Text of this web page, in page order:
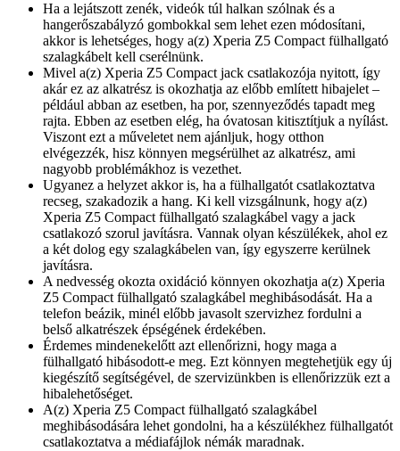
Ha a lejátszott zenék, videók túl halkan szólnak és a
hangerőszabályzó gombokkal sem lehet ezen módosítani,
akkor is lehetséges, hogy a(z) Xperia Z5 Compact fülhallgató
szalagkábelt kell cserélnünk.
Mivel a(z) Xperia Z5 Compact jack csatlakozója nyitott, így
akár ez az alkatrész is okozhatja az előbb említett hibajelet –
például abban az esetben, ha por, szennyeződés tapadt meg
rajta. Ebben az esetben elég, ha óvatosan kitisztítjuk a nyílást.
Viszont ezt a műveletet nem ajánljuk, hogy otthon
elvégezzék, hisz könnyen megsérülhet az alkatrész, ami
nagyobb problémákhoz is vezethet.
Ugyanez a helyzet akkor is, ha a fülhallgatót csatlakoztatva
recseg, szakadozik a hang. Ki kell vizsgálnunk, hogy a(z)
Xperia Z5 Compact fülhallgató szalagkábel vagy a jack
csatlakozó szorul javításra. Vannak olyan készülékek, ahol ez
a két dolog egy szalagkábelen van, így egyszerre kerülnek
javításra.
A nedvesség okozta oxidáció könnyen okozhatja a(z) Xperia
Z5 Compact fülhallgató szalagkábel meghibásodását. Ha a
telefon beázik, minél előbb javasolt szervizhez fordulni a
belső alkatrészek épségének érdekében.
Érdemes mindenekelőtt azt ellenőrizni, hogy maga a
fülhallgató hibásodott-e meg. Ezt könnyen megtehetjük egy új
kiegészítő segítségével, de szervizünkben is ellenőrizzük ezt a
hibalehetőséget.
A(z) Xperia Z5 Compact fülhallgató szalagkábel
meghibásodására lehet gondolni, ha a készülékhez fülhallgatót
csatlakoztatva a médiafájlok némák maradnak.